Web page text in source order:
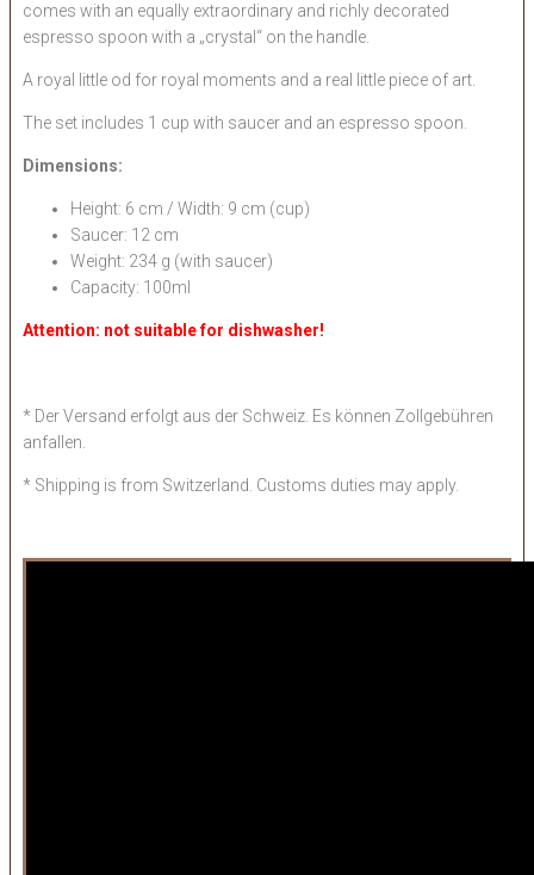
comes with an equally extraordinary and richly decorated
espresso spoon with a „crystal“ on the handle.
A royal little od for royal moments and a real little piece of art.
The set includes 1 cup with saucer and an espresso spoon.
Dimensions:
Height: 6 cm / Width: 9 cm (cup)
Saucer: 12 cm
Weight: 234 g (with saucer)
Capacity: 100ml
Attention: not suitable for dishwasher!
* Der Versand erfolgt aus der Schweiz. Es können Zollgebühren
anfallen.
* Shipping is from Switzerland. Customs duties may apply.